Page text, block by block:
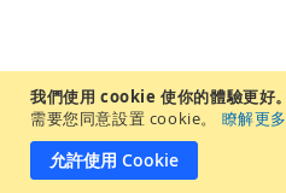
我們使用 cookie 使你的體驗更好。
需要您同意設置 cookie。
瞭解更多
允許使用 Cookie